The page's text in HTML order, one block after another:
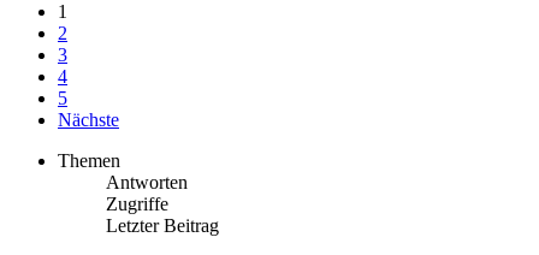
1
2
3
4
5
Nächste
Themen
Antworten
Zugriffe
Letzter Beitrag